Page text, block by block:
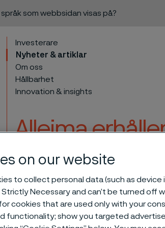
som webbsidan visas på?
Investerare
Nyheter & artiklar
Om oss
Hållbarhet
Innovation & insights
Alleima
högförädlade
gassegmentet
för högförädlade rör; umbilicalrör till olje- och
on our website
to collect personal data (such as device
Necessary and can’t be turned off
cookies that are used only with your
functionality; show you targeted